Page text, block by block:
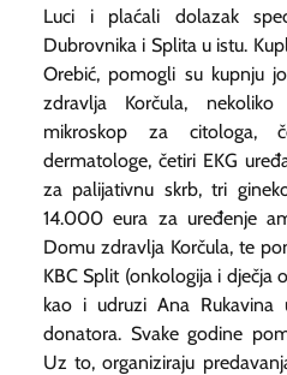
Luci i plaćali dolazak
Dubrovnika i Splita u istu.
Orebić, pomogli su kupnju
zdravlja Korčula,
mikroskop za citologa,
dermatologe, četiri EKG
za palijativnu skrb, tri
14.000 eura za uređenje
Domu zdravlja Korčula, te
KBC Split (onkologija i dječja
kao i udruzi Ana
donatora. Svake godine
Uz to, organiziraju